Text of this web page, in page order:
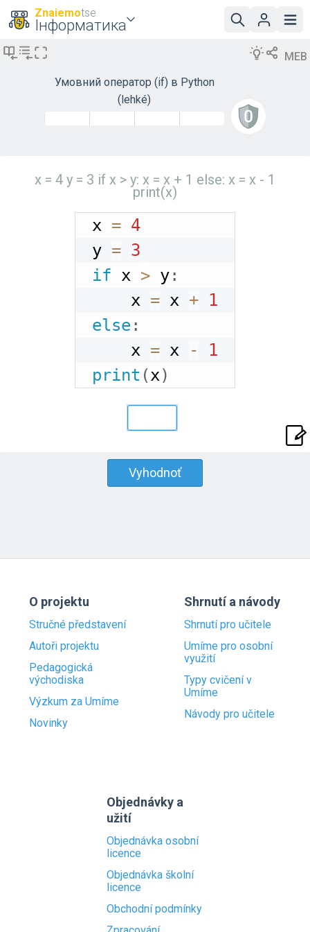
Znaiemotse
Інформатика
MEB
Умовний оператор (if) в Python
(lehké)
x = 4 y = 3 if x > y: x = x + 1 else: x = x - 1
print(x)
x = 4
y = 3
if x > y:
    x
= x + 1
else :
    x
= x -
1
print (x)
Vyhodnoť
O projektu
Stručné představení
Autoři projektu
Pedagogická
východiska
Výzkum za Umíme
Novinky
Shrnutí a návody
Shrnutí pro učitele
Umíme pro osobní
využití
Typy cvičení v
Umíme
Návody pro učitele
Objednávky a
užití
Objednávka osobní
licence
Objednávka školní
licence
Obchodní podmínky